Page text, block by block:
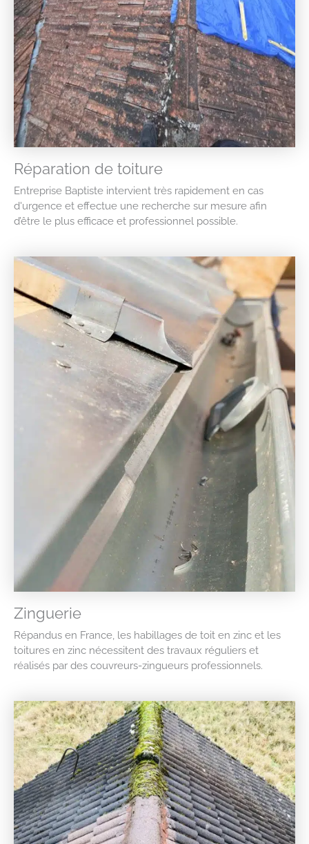
Réparation de toiture
Entreprise Baptiste intervient très rapidement en cas
d'urgence et effectue une recherche sur mesure afin
d’être le plus efficace et professionnel possible.
Zinguerie
Répandus en France, les habillages de toit en zinc et les
toitures en zinc nécessitent des travaux réguliers et
réalisés par des couvreurs-zingueurs professionnels.